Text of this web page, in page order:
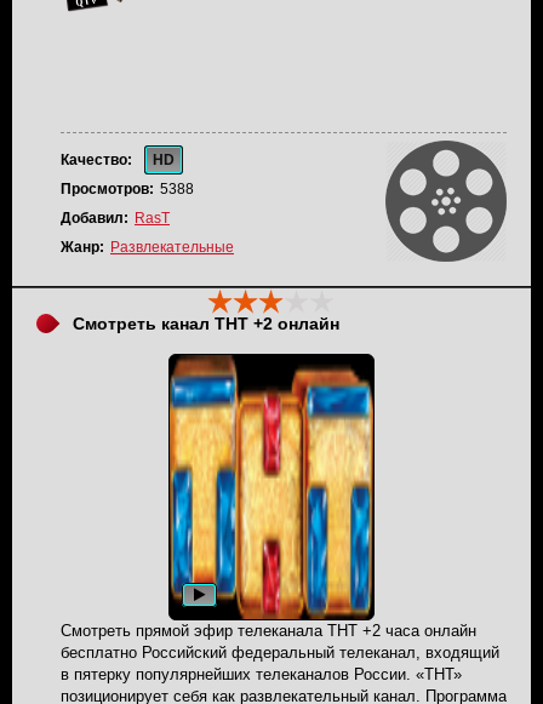
Качество:
HD
Просмотров: 5388
Добавил: RasT
Жанр: Развлекательные
Смотреть канал ТНТ +2 онлайн
Смотреть прямой эфир телеканала ТНТ +2 часа онлайн
бесплатно Российский федеральный телеканал, входящий
в пятерку популярнейших телеканалов России. «ТНТ»
позиционирует себя как развлекательный канал. Программа